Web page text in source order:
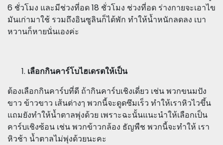
6 ชั่วโมง และมีช่วงที่อด 18 ชั่วโมง ช่วงที่อด ร่างกายจะเอาไข
มันเก่ามาใช้ รวมถึงอินซูลินก็ได้พัก ทำให้น้ำหนักลดลง เบา
หวานก็หายนั่นเองค่ะ
เลือกกินคาร์โบไฮเดรตให้เป็น
ต้องเลือกกินคาร์บที่ดี ถ้ากินคาร์บเชิงเดี่ยว เช่น พวกขนมปัง
ขาว ข้าวขาว เส้นต่างๅ พวกนี้จะดูดซึมเร็ว ทำให้เราหิวไวขึ้น
แถมยังทำให้น้ำตาลพุ่งด้วย เพราะฉะนั้นแนะนำให้เลือกเป็น
คาร์บเชิงซ้อน เช่น พวกข้าวกล้อง ธัญพืช พวกนี้จะทำให้ เรา
หิวช้า น้ำตาลไม่พุ่งด้วยนะคะ